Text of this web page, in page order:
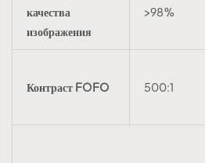
качества
изображения
>98%
Контраст FOFO 500:1